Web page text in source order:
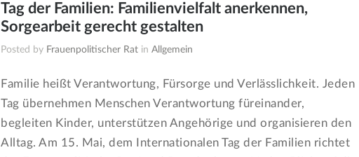
Tag der Familien: Familienvielfalt anerkennen,
Sorgearbeit gerecht gestalten
Posted by Frauenpolitischer Rat in Allgemein
Familie heißt Verantwortung, Fürsorge und Verlässlichkeit. Jeden
Tag übernehmen Menschen Verantwortung füreinander,
begleiten Kinder, unterstützen Angehörige und organisieren den
Alltag. Am 15. Mai, dem Internationalen Tag der Familien richtet